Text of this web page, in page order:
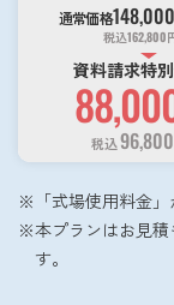
通常価格148,000
税込162,800
資料請求特
税込96,800
「式場使用料金
本プランはお見
す。